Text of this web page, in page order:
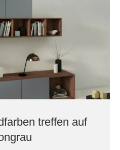
treffen auf